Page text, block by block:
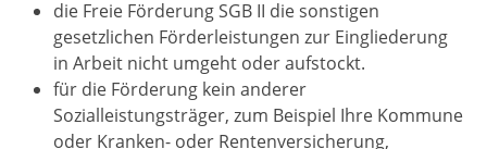
die Freie Förderung SGB II die sonstigen
gesetzlichen Förderleistungen zur Eingliederung
in Arbeit nicht umgeht oder aufstockt.
für die Förderung kein anderer
Sozialleistungsträger, zum Beispiel Ihre Kommune
oder Kranken- oder Rentenversicherung,